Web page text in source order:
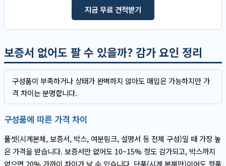
지금 무료 견적받기
보증서 없어도 팔 수 있을까? 감가 요인 정리
구성품이 부족하거나 상태가 완벽하지 않아도 매입은 가능하지만 가
격 차이는 분명합니다.
구성품에 따른 가격 차이
풀셋(시계본체, 보증서, 박스, 여분링크, 설명서 등 전체 구성)일 때 가장 높
은 가격을 받습니다. 보증서만 없어도 10~15% 정도 감가되고, 박스까지
없으면 20% 가까이 차이가 날 수 있습니다. 단품(시계 본체만)이어도 정품